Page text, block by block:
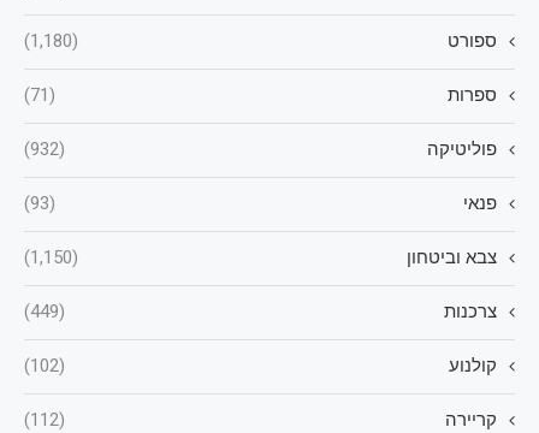
ספורט (1,180)
ספרות (71)
פוליטיקה (932)
פנאי (93)
צבא וביטחון (1,150)
צרכנות (449)
קולנוע (102)
קריירה (112)